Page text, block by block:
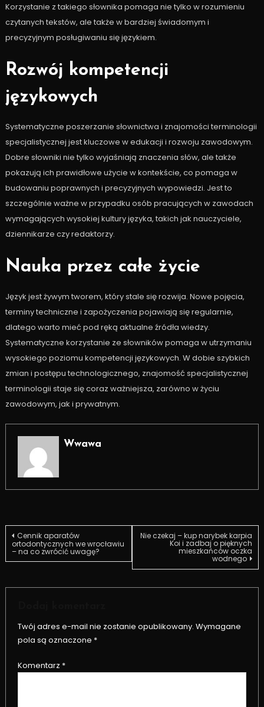
Korzystanie z takiego słownika pomaga nie tylko w rozumieniu
czytanych tekstów, ale także w bardziej świadomym i
precyzyjnym posługiwaniu się językiem.
Rozwój kompetencji
językowych
Systematyczne poszerzanie słownictwa i znajomości terminologii
specjalistycznej jest kluczowe w edukacji i rozwoju zawodowym.
Dobre słowniki nie tylko wyjaśniają znaczenia słów, ale także
pokazują ich prawidłowe użycie w kontekście, co pomaga w
budowaniu poprawnych i precyzyjnych wypowiedzi. Jest to
szczególnie ważne w przypadku osób pracujących w zawodach
wymagających wysokiej kultury języka, takich jak nauczyciele,
dziennikarze czy redaktorzy.
Nauka przez całe życie
Język jest żywym tworem, który stale się rozwija. Nowe pojęcia,
terminy techniczne i zapożyczenia pojawiają się regularnie,
dlatego warto mieć pod ręką aktualne źródła wiedzy.
Systematyczne korzystanie ze słowników pomaga w utrzymaniu
wysokiego poziomu kompetencji językowych. W dobie szybkich
zmian i postępu technologicznego, znajomość specjalistycznej
terminologii staje się coraz ważniejsza, zarówno w życiu
zawodowym, jak i prywatnym.
Wwawa
Nawigacja
wpisu
Cennik aparatów
ortodontycznych we wrocławiu
– na co zwrócić uwagę?
Nie czekaj – kup narybek karpia
Koi i zadbaj o pięknych
mieszkańców oczka
wodnego
Twój adres e-mail nie zostanie opublikowany. Wymagane
pola są oznaczone *
Komentarz *